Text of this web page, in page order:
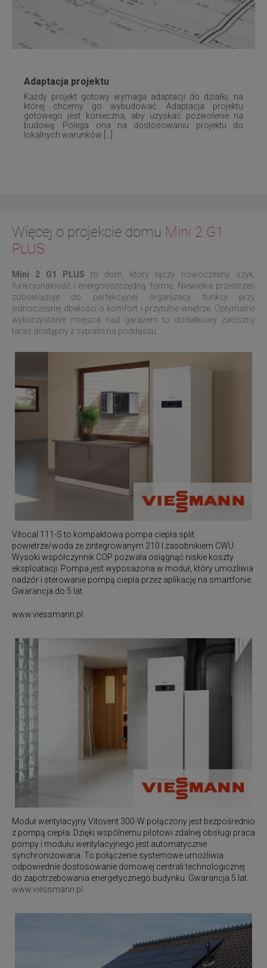
Adaptacja projektu
Każdy projekt gotowy wymaga adaptacji do działki, na
której chcemy go wybudować. Adaptacja projektu
gotowego jest konieczna, aby uzyskać pozwolenie na
budowę. Polega ona na dostosowaniu projektu do
lokalnych warunków [...]
Więcej o projekcie domu Mini 2 G1
PLUS
Mini 2 G1 PLUS to dom, który łączy nowoczesny szyk,
funkcjonalność i energooszczędną formę. Niewielka przestrzeń
zobowiązuje do perfekcyjnej organizacji funkcji przy
jednoczesnej dbałości o komfort i przytulne wnętrze. Optymalne
wykorzystanie miejsca nad garażem to dodatkowy zaciszny
taras dostępny z sypialni na poddaszu.
Vitocal 111-Sto kompaktowa pompa ciepła split
powietrze/woda ze zintegrowanym 210 l zasobnikiem CWU.
Wysoki współczynnik COP pozwala osiągnąć niskie koszty
eksploatacji. Pompa jest wyposażona w moduł, który umożliwia
nadzór i sterowanie pompą ciepła przez aplikację na smartfonie.
Gwarancja do 5 lat.
www.viessmann.pl
Moduł wentylacyjnyVitovent 300-W połączony jest bezpośrednio
z pompą ciepła. Dzięki wspólnemu pilotowi zdalnej obsługi praca
pompy i modułu wentylacyjnego jest automatycznie
synchronizowana. To połączenie systemowe umożliwia
odpowiednie dostosowanie domowej centrali technologicznej
do zapotrzebowania energetycznego budynku. Gwarancja 5 lat.
www.viessmann.pl